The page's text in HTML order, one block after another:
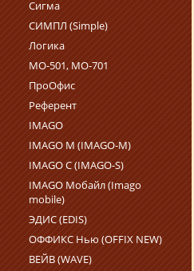
Сигма
СИМПЛ (Simple)
Логика
МО-501, МО-701
ПроОфис
Референт
IMAGO
IMAGO M (IMAGO-M)
IMAGO С (IMAGO‑S)
IMAGO Мобайл (Imago
mobile)
ЭДИС (EDIS)
ОФФИКС Нью (OFFIX NEW)
ВЕЙВ (WAVE)